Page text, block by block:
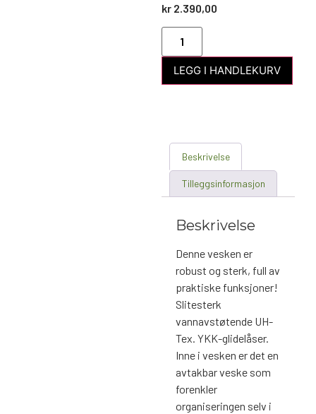
kr2.390,00
LEGG I HANDLEKURV
Beskrivelse
Tilleggsinformasjon
Beskrivelse
Denne vesken er
robust og sterk, full av
praktiske funksjoner!
Slitesterk
vannavstøtende UH-
Tex. YKK-glidelåser.
Inne i vesken er det en
avtakbar veske som
forenkler
organiseringen selv i